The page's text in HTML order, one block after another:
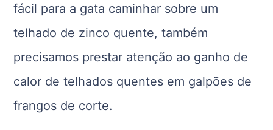
fácil para a gata caminhar sobre um
telhado de zinco quente, também
precisamos prestar atenção ao ganho de
calor de telhados quentes em galpões de
frangos de corte.